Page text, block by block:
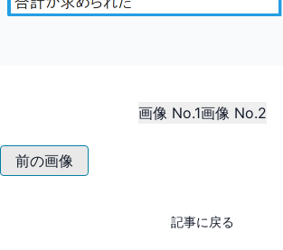
画像 No.1画像 No.2
前の画像
記事に戻る